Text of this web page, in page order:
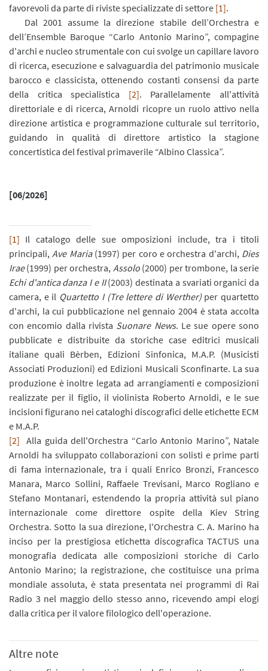
favorevoli da parte di riviste specializzate di settore [1].
Dal 2001 assume la direzione stabile dell’Orchestra e
dell’Ensemble Baroque “Carlo Antonio Marino”, compagine
d'archi e nucleo strumentale con cui svolge un capillare lavoro
di ricerca, esecuzione e salvaguardia del patrimonio musicale
barocco e classicista, ottenendo costanti consensi da parte
della critica specialistica [2]. Parallelamente all'attività
direttoriale e di ricerca, Arnoldi ricopre un ruolo attivo nella
direzione artistica e programmazione culturale sul territorio,
guidando in qualità di direttore artistico la stagione
concertistica del festival primaverile “Albino Classica”.
[06/2026]
[1] Il catalogo delle sue omposizioni include, tra i titoli
principali, Ave Maria(1997) per coro e orchestra d'archi, Dies
Irae(1999) per orchestra, Assolo(2000) per trombone, la serie
Echi d'antica danza I e II(2003) destinata a svariati organici da
camera, e il Quartetto I (Tre lettere di Werther)per quartetto
d'archi, la cui pubblicazione nel gennaio 2004 è stata accolta
con encomio dalla rivista Suonare News. Le sue opere sono
pubblicate e distribuite da storiche case editrici musicali
italiane quali Bèrben, Edizioni Sinfonica, M.A.P. (Musicisti
Associati Produzioni) ed Edizioni Musicali Sconfinarte. La sua
produzione è inoltre legata ad arrangiamenti e composizioni
realizzate per il figlio, il violinista Roberto Arnoldi, e le sue
incisioni figurano nei cataloghi discografici delle etichette ECM
e M.A.P.
[2] Alla guida dell'Orchestra “Carlo Antonio Marino”, Natale
Arnoldi ha sviluppato collaborazioni con solisti e prime parti
di fama internazionale, tra i quali Enrico Bronzi, Francesco
Manara, Marco Sollini, Raffaele Trevisani, Marco Rogliano e
Stefano Montanari, estendendo la propria attività sul piano
internazionale come direttore ospite della Kiev String
Orchestra. Sotto la sua direzione, l'Orchestra C. A. Marino ha
inciso per la prestigiosa etichetta discografica TACTUS una
monografia dedicata alle composizioni storiche di Carlo
Antonio Marino; la registrazione, che costituisce una prima
mondiale assoluta, è stata presentata nei programmi di Rai
Radio 3 nel maggio dello stesso anno, ricevendo ampi elogi
dalla critica per il valore filologico dell'operazione.
Altre note